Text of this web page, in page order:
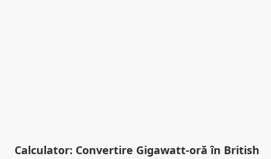
Calculator: Convertire Gigawatt-oră în British